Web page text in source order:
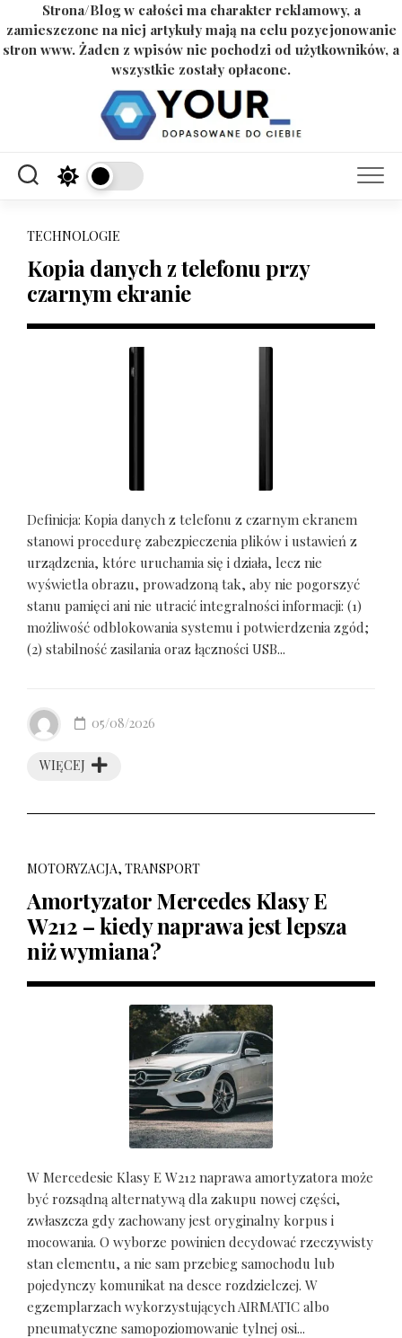
Strona/Blog w całości ma charakter reklamowy, a
zamieszczone na niej artykuły mają na celu pozycjonowanie
stron www. Żaden z wpisów nie pochodzi od użytkowników, a
wszystkie zostały opłacone.
TECHNOLOGIE
Kopia danych z telefonu przy
czarnym ekranie
Definicja: Kopia danych z telefonu z czarnym ekranem
stanowi procedurę zabezpieczenia plików i ustawień z
urządzenia, które uruchamia się i działa, lecz nie
wyświetla obrazu, prowadzoną tak, aby nie pogorszyć
stanu pamięci ani nie utracić integralności informacji: (1)
możliwość odblokowania systemu i potwierdzenia zgód;
(2) stabilność zasilania oraz łączności USB...
WIĘCEJ
05/08/2026
MOTORYZACJA, TRANSPORT
Amortyzator Mercedes Klasy E
W212 – kiedy naprawa jest lepsza
niż wymiana?
W Mercedesie Klasy E W212 naprawa amortyzatora może
być rozsądną alternatywą dla zakupu nowej części,
zwłaszcza gdy zachowany jest oryginalny korpus i
mocowania. O wyborze powinien decydować rzeczywisty
stan elementu, a nie sam przebieg samochodu lub
pojedynczy komunikat na desce rozdzielczej. W
egzemplarzach wykorzystujących AIRMATIC albo
pneumatyczne samopoziomowanie tylnej osi...